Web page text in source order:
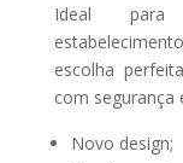
Ideal para
escolha
com segurança
Novo design;